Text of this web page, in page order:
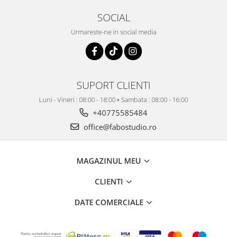
SOCIAL
Urmareste-ne in social media
SUPORT CLIENTI
Luni - Vineri : 08:00 - 18:00 ▫️ Sambata : 08:00 - 16:00
+40775585484
office@fabostudio.ro
MAGAZINUL MEU
CLIENTI
DATE COMERCIALE